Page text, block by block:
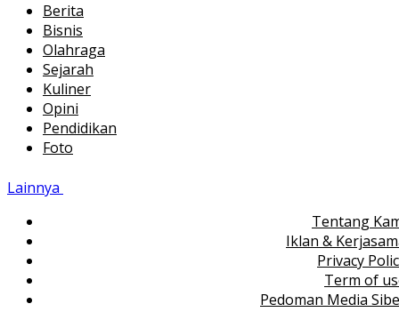
Berita
Bisnis
Olahraga
Sejarah
Kuliner
Opini
Pendidikan
Foto
Lainnya
Tentang
Iklan &
Privacy
Term of
Pedoman Media